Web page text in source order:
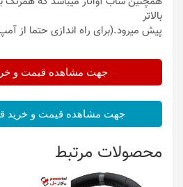
بالاتر
پیش میرود.(برای راه اندازی حتما از
جهت مشاهده قیمت و
جهت مشاهده قیمت و خرید
محصولات مرتبط